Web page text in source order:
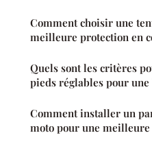
Comment choisir une
meilleure protection en
Quels sont les critères
pieds réglables pour une
Comment installer un
moto pour une